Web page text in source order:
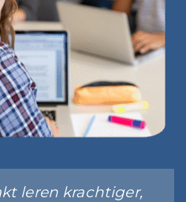
leren krachtiger,